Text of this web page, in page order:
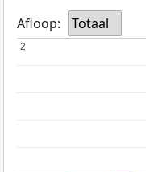
Afloop: Totaal
2
2